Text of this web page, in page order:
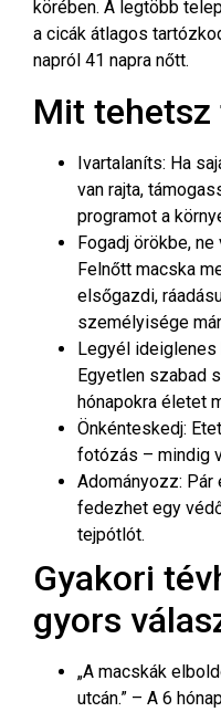
körében. A legtöbb
a cicák átlagos
napról 41 napra nőtt.
Mit tehetsz
Ivartalaníts: Ha
van rajta,
programot a
Fogadj örökbe, ne
Felnőtt macska
elsőgazdi,
személyisége
Legyél ideiglenes
Egyetlen szabad
hónapokra életet
Önkénteskedj:
fotózás – mindig
Adományozz: Pár
fedezhet egy
tejpótlót.
Gyakori
gyors
„A macskák
utcán.” – A 6